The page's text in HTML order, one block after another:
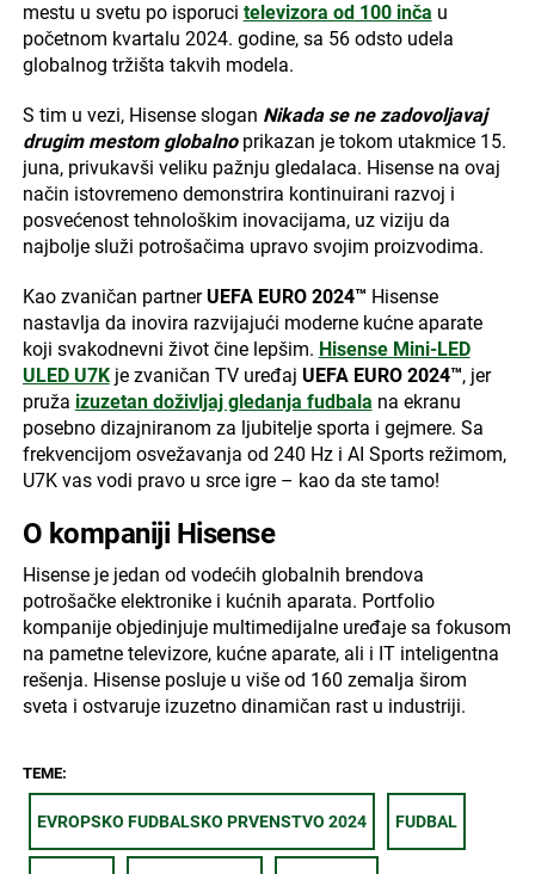
mestu u svetu po isporuci televizora od 100 inča u
početnom kvartalu 2024. godine, sa 56 odsto udela
globalnog tržišta takvih modela.
S tim u vezi, Hisense slogan Nikada se ne zadovoljavaj
drugim mestom globalnoprikazan je tokom utakmice 15.
juna, privukavši veliku pažnju gledalaca. Hisense na ovaj
način istovremeno demonstrira kontinuirani razvoj i
posvećenost tehnološkim inovacijama, uz viziju da
najbolje služi potrošačima upravo svojim proizvodima.
Kao zvaničan partnerUEFA EURO 2024™ Hisense
nastavlja da inovira razvijajući moderne kućne aparate
koji svakodnevni život čine lepšim. Hisense Mini-LED
ULED U7Kje zvaničan TV uređaj UEFA EURO 2024™, jer
pruža izuzetan doživljaj gledanja fudbala na ekranu
posebno dizajniranom za ljubitelje sporta i gejmere. Sa
frekvencijom osvežavanja od 240 Hz i AI Sports režimom,
U7K vas vodi pravo u srce igre – kao da ste tamo!
O kompaniji Hisense
Hisense je jedan od vodećih globalnih brendova
potrošačke elektronike i kućnih aparata. Portfolio
kompanije objedinjuje multimedijalne uređaje sa fokusom
na pametne televizore, kućne aparate, ali i IT inteligentna
rešenja. Hisense posluje u više od 160 zemalja širom
sveta i ostvaruje izuzetno dinamičan rast u industriji.
TEME:
EVROPSKO FUDBALSKO PRVENSTVO 2024 FUDBAL